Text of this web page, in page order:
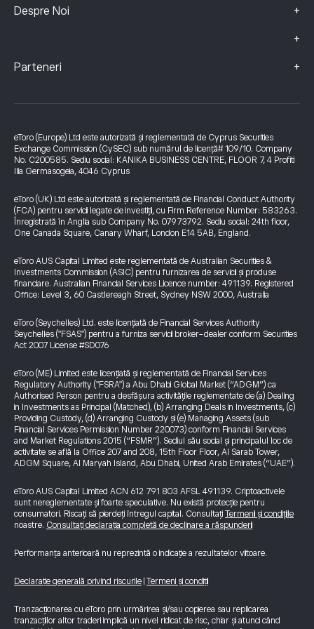
Despre Noi +
+
Parteneri +
eToro (Europe) Ltd este autorizată și reglementată de Cyprus Securities
Exchange Commission (CySEC) sub numărul de licență# 109/10. Company
No. C200585. Sediu social: KANIKA BUSINESS CENTRE, FLOOR 7, 4 Profiti
Ilia Germasogeia, 4046 Cyprus
eToro (UK) Ltd este autorizată și reglementată de Financial Conduct Authority
(FCA) pentru servicii legate de investiții, cu Firm Reference Number: 583263.
Înregistrată în Anglia sub Company No. 07973792. Sediu social: 24th floor,
One Canada Square, Canary Wharf, London E14 5AB, England.
eToro AUS Capital Limited este reglementată de Australian Securities &
Investments Commission (ASIC) pentru furnizarea de servicii și produse
financiare. Australian Financial Services Licence number: 491139. Registered
Office: Level 3, 60 Castlereagh Street, Sydney NSW 2000, Australia
eToro (Seychelles) Ltd. este licențiată de Financial Services Authority
Seychelles ("FSAS") pentru a furniza servicii broker-dealer conform Securities
Act 2007 License #SD076
eToro (ME) Limited este licențiată și reglementată de Financial Services
Regulatory Authority ("FSRA") a Abu Dhabi Global Market (“ADGM”) ca
Authorised Person pentru a desfășura activitățile reglementate de (a) Dealing
in Investments as Principal (Matched), (b) Arranging Deals in Investments, (c)
Providing Custody, (d) Arranging Custody și (e) Managing Assets (sub
Financial Services Permission Number 220073) conform Financial Services
and Market Regulations 2015 (“FSMR”). Sediul său social și principalul loc de
activitate se află la Office 207 and 208, 15th Floor Floor, Al Sarab Tower,
ADGM Square, Al Maryah Island, Abu Dhabi, United Arab Emirates (“UAE”).
eToro AUS Capital Limited ACN 612 791 803 AFSL 491139. Criptoactivele
sunt nereglementate și foarte speculative. Nu există protecție pentru
consumatori. Riscați să pierdeți întregul capital. Consultați Termenii și condițiile
noastre. Consultați declarația completă de declinare a răspunderii
Performanța anterioară nu reprezintă o indicație a rezultatelor viitoare.
Declarație generală privind riscurile Termeni și condiții
Tranzacționarea cu eToro prin urmărirea și/sau copierea sau replicarea
tranzacțiilor altor traderi implică un nivel ridicat de risc, chiar și atunci când